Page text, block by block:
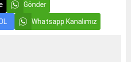
Gönder
Whatsapp Kanalımız